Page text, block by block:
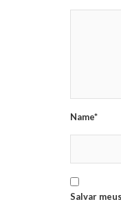
Name*
Salvar